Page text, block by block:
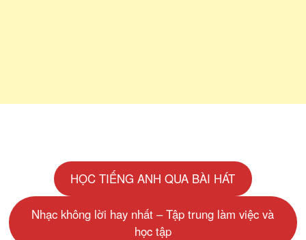
HỌC TIẾNG ANH QUA BÀI HÁT
Nhạc không lời hay nhất – Tập trung làm việc và
học tập